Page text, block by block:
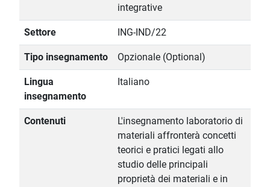
integrative
Settore ING-IND/22
Tipo insegnamento Opzionale (Optional)
Lingua
insegnamento
Italiano
Contenuti
L'insegnamento laboratorio di
materiali affronterà concetti
teorici e pratici legati allo
studio delle principali
proprietà dei materiali e in